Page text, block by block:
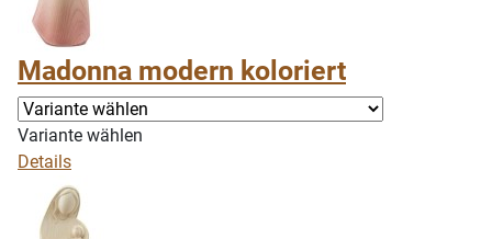
Madonna modern koloriert
Variante wählen
Details